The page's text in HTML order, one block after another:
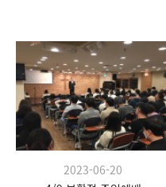
2023-06-20